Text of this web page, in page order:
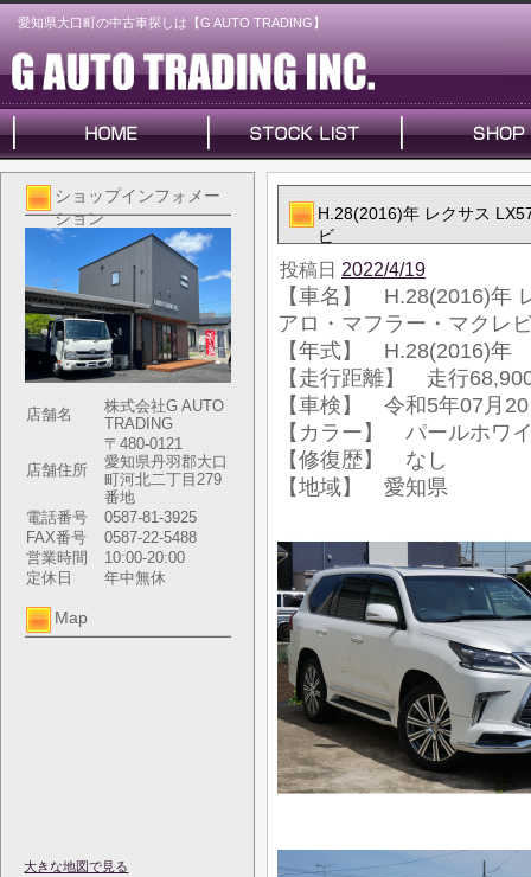
愛知県大口町の中古車探しは【G AUTO TRADING】
ショップインフォメー
ション
店舗名
株式会社G AUTO
TRADING
店舗住所
〒480-0121
愛知県丹羽郡大口
町河北二丁目279
番地
電話番号
0587-81-3925
FAX番号
0587-22-5488
営業時間
10:00-20:00
定休日
年中無休
Map
大きな地図で見る
H.28(2016)年 レクサス
ビ
投稿日 2022/4/19
【車名】 H.28(2016)年
アロ・マフラー・マクレ
【年式】 H.28(2016)年
【走行距離】 走行
【車検】 令和5年07月
【カラー】 パールホワ
【修復歴】 なし
【地域】 愛知県